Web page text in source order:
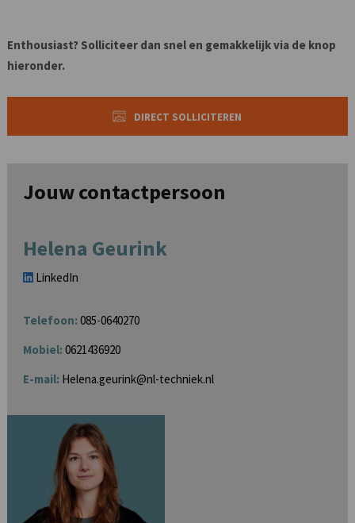
Enthousiast? Solliciteer dan snel en gemakkelijk via de knop
hieronder.
DIRECT SOLLICITEREN
Jouw contactpersoon
Helena Geurink
LinkedIn
Telefoon: 085-0640270
Mobiel: 0621436920
E-mail: Helena.geurink@nl-techniek.nl